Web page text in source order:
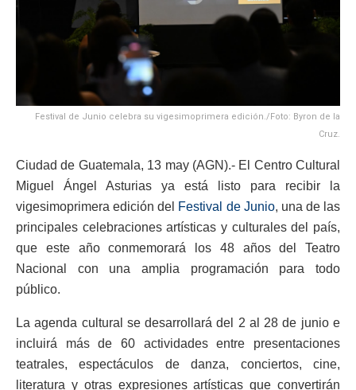
Festival de Junio celebra su vigesimoprimera edición./Foto: Byron de la
Cruz.
Ciudad de Guatemala, 13 may (AGN).- El Centro Cultural
Miguel Ángel Asturias ya está listo para recibir la
vigesimoprimera edición del Festival de Junio, una de las
principales celebraciones artísticas y culturales del país,
que este año conmemorará los 48 años del Teatro
Nacional con una amplia programación para todo
público.
La agenda cultural se desarrollará del 2 al 28 de junio e
incluirá más de 60 actividades entre presentaciones
teatrales, espectáculos de danza, conciertos, cine,
literatura y otras expresiones artísticas que convertirán